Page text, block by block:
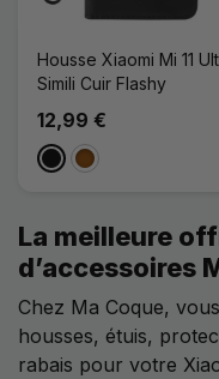
Housse Xiaomi Mi 11
Simili Cuir Flashy
12,99 €
NoirMarron
La meilleure
d’accessoires
Chez Ma Coque,
housses, étuis,
rabais pour votre